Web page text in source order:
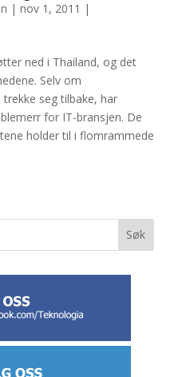
| nov 1, 2011 |
ned i Thailand, og det
Selv om
seg tilbake, har
for IT-bransjen. De
holder til i flomrammede